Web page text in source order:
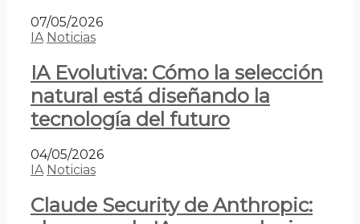
07/05/2026
IA Noticias
IA Evolutiva: Cómo la selección
natural está diseñando la
tecnología del futuro
04/05/2026
IA Noticias
Claude Security de Anthropic: